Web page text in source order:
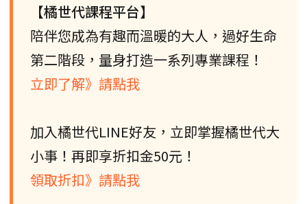
【橘世代課程平台】
陪伴您成為有趣而溫暖的大人，過好生命
第二階段，量身打造一系列專業課程！
立即了解》請點我
加入橘世代LINE好友，立即掌握橘世代大
小事！再即享折扣金50元！
領取折扣》請點我